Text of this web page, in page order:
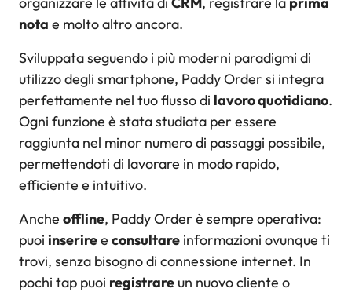
nota e molto altro ancora.
Sviluppata seguendo i più moderni paradigmi di
utilizzo degli smartphone, Paddy Order si integra
perfettamente nel tuo flusso di lavoro quotidiano.
Ogni funzione è stata studiata per essere
raggiunta nel minor numero di passaggi possibile,
permettendoti di lavorare in modo rapido,
efficiente e intuitivo.
Anche offline, Paddy Order è sempre operativa:
puoi inseriree consultare informazioni ovunque ti
trovi, senza bisogno di connessione internet. In
pochi tap puoi registrare un nuovo cliente o